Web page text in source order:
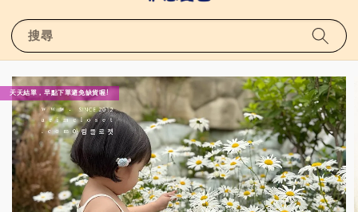
搜尋
天天結單，早點下單避免缺貨喔!